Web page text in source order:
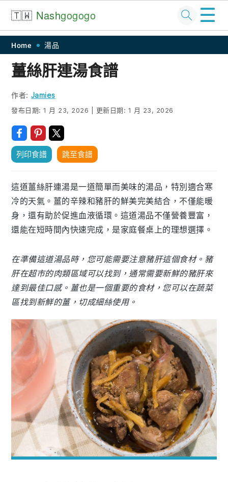
Skip
to
primary
navigation
Skip
to
main
content
Skip
to
primary
sidebar
Skip
to
footer
🇹🇼 Nashgogogo ☰
Home 湯品
薑絲肝連湯食譜
作者: Jamies
發布日期:1 月 23, 2026 更新日期: 1 月 23, 2026
列印食譜 跳至食譜
這道薑絲肝連湯是一道簡單而美味的湯品，特別適合寒
冷的天氣。薑的辛辣和豬肝的鮮美完美結合，不僅能暖
身，還有助於促進血液循環。這道湯品不僅營養豐富，
還能在短時間內快速完成，是家庭餐桌上的理想選擇。
在準備這道湯品時，您可能需要注意豬肝這個食材。豬
肝在超市的肉類區域可以找到，通常需要新鮮的豬肝來
達到最佳口感。薑也是一個重要的食材，您可以在蔬菜
區找到新鮮的薑，切成細絲使用。